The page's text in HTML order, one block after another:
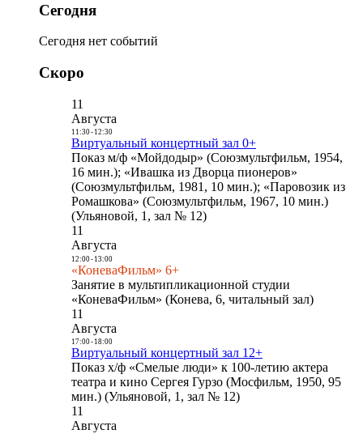
Сегодня
Сегодня нет событий
Скоро
11
Августа
11:30- 12:30
Виртуальный концертный зал 0+
Показ м/ф «Мойдодыр» (Союзмультфильм, 1954,
16 мин.); «Ивашка из Дворца пионеров»
(Союзмультфильм, 1981, 10 мин.); «Паровозик из
Ромашкова» (Союзмультфильм, 1967, 10 мин.)
(Ульяновой, 1, зал № 12)
11
Августа
12:00- 13:00
«КоневаФильм» 6+
Занятие в мультипликационной студии
«КоневаФильм» (Конева, 6, читальный зал)
11
Августа
17:00- 18:00
Виртуальный концертный зал 12+
Показ х/ф «Смелые люди» к 100-летию актера
театра и кино Сергея Гурзо (Мосфильм, 1950, 95
мин.) (Ульяновой, 1, зал № 12)
11
Августа